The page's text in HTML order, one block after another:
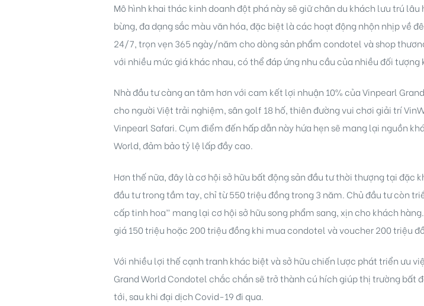
Mô hình khai thác kinh doanh đột phá này sẽ giữ chân du khách lưu trú
bừng, đa dạng sắc màu văn hóa, đặc biệt là các hoạt động nhộn nhịp về
24/7, trọn vẹn 365 ngày/năm cho dòng sản phẩm condotel và shop
với nhiều mức giá khác nhau, có thể đáp ứng nhu cầu của nhiều đối
Nhà đầu tư càng an tâm hơn với cam kết lợi nhuận 10% của Vinpearl
cho người Việt trải nghiệm, sân golf 18 hố, thiên đường vui chơi giải trí
Vinpearl Safari. Cụm điểm đến hấp dẫn này hứa hẹn sẽ mang lại nguồn
World, đảm bảo tỷ lệ lấp đầy cao.
Hơn thế nữa, đây là cơ hội sở hữu bất động sản đầu tư thời thượng tại đặc
đầu tư trong tầm tay, chỉ từ 550 triệu đồng trong 3 năm. Chủ đầu tư còn
cấp tinh hoa” mang lại cơ hội sở hữu song phẩm sang, xịn cho khách
giá 150 triệu hoặc 200 triệu đồng khi mua condotel và voucher 200 triệu
Với nhiều lợi thế cạnh tranh khác biệt và sở hữu chiến lược phát triển ưu
Grand World Condotel chắc chắn sẽ trở thành cú hích giúp thị trường bất
tới, sau khi đại dịch Covid-19 đi qua.